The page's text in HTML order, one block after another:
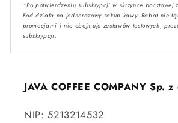
*Po potwierdzeniu subskrypcji w skrzynce pocztowej
Kod działa na jednorazowy zakup kawy. Rabat nie
promocjami i nie obejmuje zestawów testowych,
subskrypcji.
JAVA COFFEE COMPANY Sp. z
NIP: 5213214532